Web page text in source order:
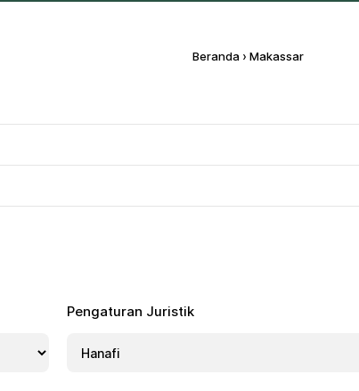
Beranda› Makassar
Pengaturan Juristik